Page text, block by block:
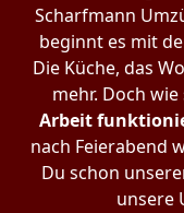
Scharfmann
beginnt es mit
Die Küche, das
mehr. Doch
Arbeit
nach Feierabend
Du schon
unsere